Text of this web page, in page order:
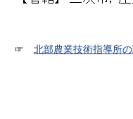
☞ 北部農業技術指導所